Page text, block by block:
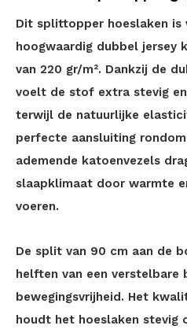
Dit splittopper hoeslaken is
hoogwaardig dubbel jersey
van 220 gr/m². Dankzij de
voelt de stof extra stevig
terwijl de natuurlijke
perfecte aansluiting
ademende katoenvezels
slaapklimaat door warmte
voeren.
De split van 90 cm aan de
helften van een verstelbare
bewegingsvrijheid. Het
houdt het hoeslaken stevig